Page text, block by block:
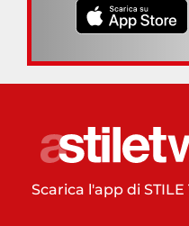
Scarica l'app di STILE